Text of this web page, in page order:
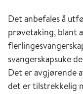
Det anbefales å
prøvetaking, blant
svangerskapsuke
Det er avgjørende
det er tilstrekkelig